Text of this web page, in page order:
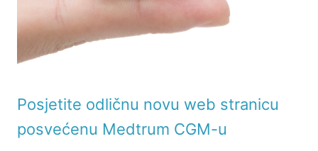
Posjetite odličnu novu web stranicu
posvećenu Medtrum CGM-u